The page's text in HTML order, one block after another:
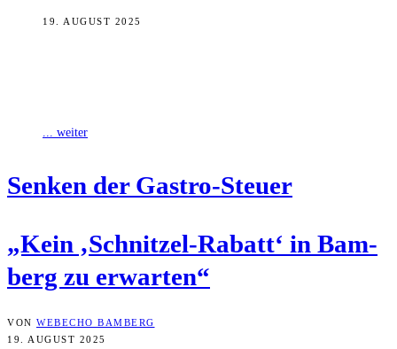
19. AUGUST 2025
... weiter
Sen­ken der Gastro-Steuer
„Kein ‚Schnit­zel-Rabatt‘ in Bam­
berg zu erwarten“
VON WEBECHO BAMBERG
19. AUGUST 2025